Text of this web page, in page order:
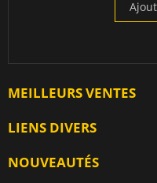
MEILLEURS VENTES
LIENS DIVERS
NOUVEAUTÉS